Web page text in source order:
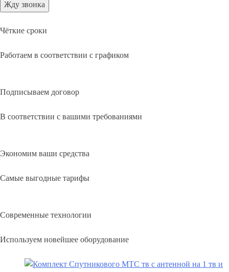
Чёткие сроки
Работаем в соответствии с графиком
Подписываем договор
В соответствии с вашими требованиями
Экономим ваши средства
Самые выгодные тарифы
Современные технологии
Используем новейшее оборудование